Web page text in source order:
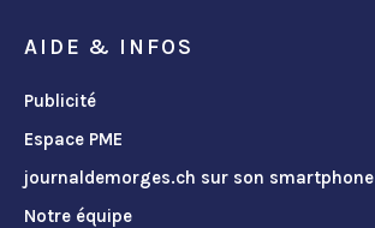
AIDE & INFOS
Publicité
Espace PME
journaldemorges.ch sur son smartphone
Notre équipe